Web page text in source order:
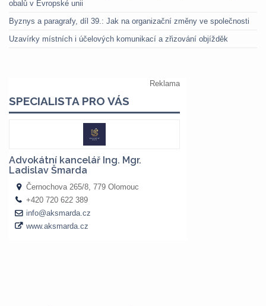
obalů v Evropské unii
Byznys a paragrafy, díl 39.: Jak na organizační změny ve společnosti
Uzavírky místních i účelových komunikací a zřizování objížděk